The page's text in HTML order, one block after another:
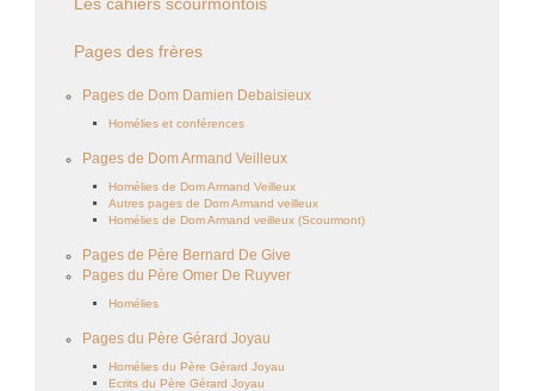
Les cahiers scourmontois
Pages des frères
Pages de Dom Damien Debaisieux
Homélies et conférences
Pages de Dom Armand Veilleux
Homélies de Dom Armand Veilleux
Autres pages de Dom Armand veilleux
Homélies de Dom Armand veilleux (Scourmont)
Pages de Père Bernard De Give
Pages du Père Omer De Ruyver
Homélies
Pages du Père Gérard Joyau
Homélies du Père Gérard Joyau
Ecrits du Père Gérard Joyau